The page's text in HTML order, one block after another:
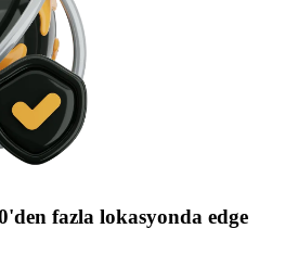
fazla lokasyonda edge